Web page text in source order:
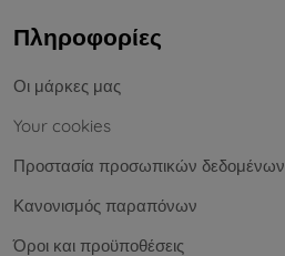
Πληροφορίες
Οι μάρκες μας
Your cookies
Προστασία προσωπικών δεδομένων
Κανονισμός παραπόνων
Όροι και προϋποθέσεις